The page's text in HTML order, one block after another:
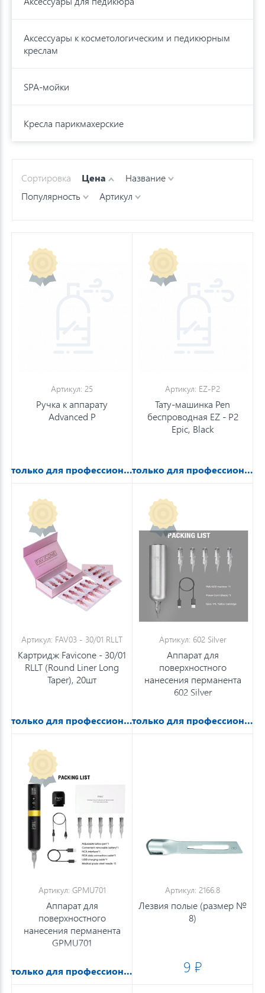
Аксессуары к косметологическим и педикюрным
креслам
SPA-мойки
Кресла парикмахерские
Сортировка Цена
Название
Популярность
Артикул
Артикул: 25
Ручка к аппарату
Advanced P
только для профессионалов
Артикул: EZ-P2
Тату-машинка Pen
беспроводная EZ - P2
Epic, Black
только для профессионалов
Артикул: FAV03 - 30/01 RLLT
Картридж Favicone - 30/01
RLLT (Round Liner Long
Taper), 20шт
только для профессионалов
Артикул: 602 Silver
Аппарат для
поверхностного
нанесения перманента
602 Silver
только для профессионалов
Артикул: GPMU701
Аппарат для
поверхностного
нанесения перманента
GPMU701
только для профессионалов
Артикул: 2166.8
Лезвия полые (размер №
8)
9 ₽